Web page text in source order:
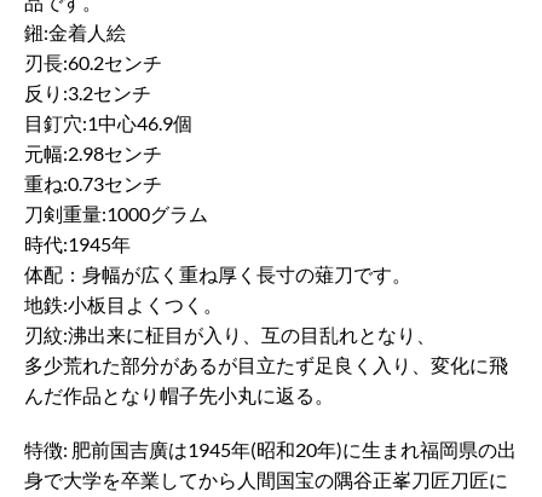
鎺:金着人絵
刃長:60.2センチ
反り:3.2センチ
目釘穴:1中心46.9個
元幅:2.98センチ
重ね:0.73センチ
刀剣重量:1000グラム
時代:1945年
体配：身幅が広く重ね厚く長寸の薙刀です。
地鉄:小板目よくつく。
刃紋:沸出来に柾目が入り、互の目乱れとなり、
多少荒れた部分があるが目立たず足良く入り、変化に飛
んだ作品となり帽子先小丸に返る。
特徴: 肥前国吉廣は1945年(昭和20年)に生まれ福岡県の出
身で大学を卒業してから人間国宝の隅谷正峯刀匠刀匠に